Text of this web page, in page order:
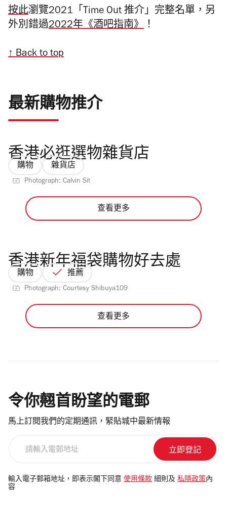
按此瀏覽2021「Time Out 推介」完整名單，另
外別錯過2022年《酒吧指南》 ！
↑ Back to top
最新購物推介
香港必逛選物雜貨店
購物 雜貨店
Photograph: Calvin Sit
查看更多
香港新年福袋購物好去處
購物 推薦
Photograph: Courtesy Shibuya109
查看更多
令你翹首盼望的電郵
馬上訂閱我們的定期通訊，緊貼城中最新情報
電
郵
輸入電子郵箱地址，即表示閣下同意 使用條款 細則及 私隱政策 內
容